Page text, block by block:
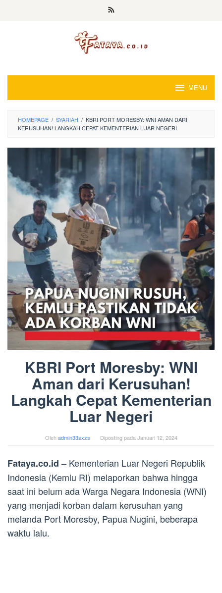
MENU
HOMEPAGE / SYARIAH / KBRI PORT MORESBY: WNI AMAN DARI
KERUSUHAN! LANGKAH CEPAT KEMENTERIAN LUAR NEGERI
KBRI Port Moresby: WNI
Aman dari Kerusuhan!
Langkah Cepat Kementerian
Luar Negeri
Olehadmin33sxzs Diposting padaJanuari 12, 2024
Fataya.co.id – Kementerian Luar Negeri Republik
Indonesia (Kemlu RI) melaporkan bahwa hingga
saat ini belum ada Warga Negara Indonesia (WNI)
yang menjadi korban dalam kerusuhan yang
melanda Port Moresby, Papua Nugini, beberapa
waktu lalu.